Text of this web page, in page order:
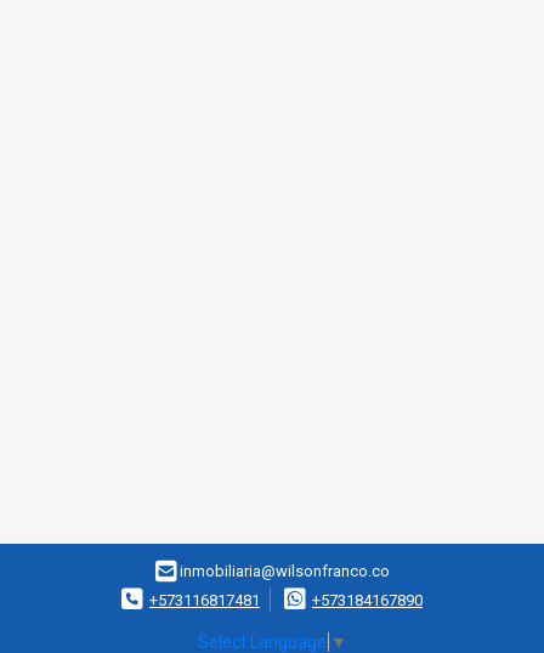
inmobiliaria@wilsonfranco.co
+573116817481
+573184167890
Select Language ▼